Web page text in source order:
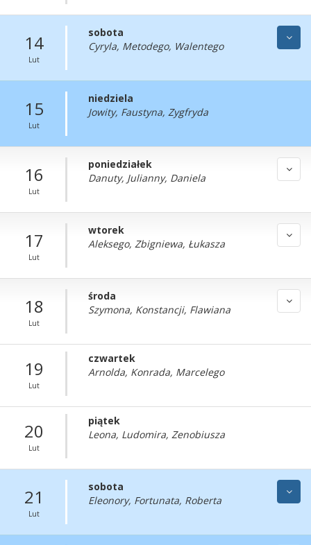
14
Lut
sobota
Cyryla, Metodego, Walentego
15
Lut
niedziela
Jowity, Faustyna, Zygfryda
16
Lut
poniedziałek
Danuty, Julianny, Daniela
17
Lut
wtorek
Aleksego, Zbigniewa, Łukasza
18
Lut
środa
Szymona, Konstancji, Flawiana
19
Lut
czwartek
Arnolda, Konrada, Marcelego
20
Lut
piątek
Leona, Ludomira, Zenobiusza
21
Lut
sobota
Eleonory, Fortunata, Roberta